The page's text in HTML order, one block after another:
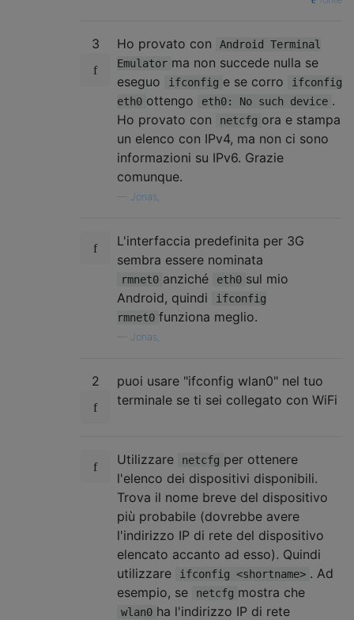
3 Ho provato con
Android Terminal
Emulator ma non succede nulla se
eseguo
ifconfig e se corro
ifconfig
eth0 ottengo eth0: No such device .
Ho provato con
netcfg ora e stampa
un elenco con IPv4, ma non ci sono
informazioni su IPv6. Grazie
comunque.
Jonas,
L'interfaccia predefinita per 3G
sembra essere nominata
rmnet0 anziché eth0 sul mio
Android, quindi
ifconfig
rmnet0 funziona meglio.
Jonas,
2
puoi usare "ifconfig wlan0" nel tuo
terminale se ti sei collegato con WiFi
Utilizzare netcfg per ottenere
l'elenco dei dispositivi disponibili.
Trova il nome breve del dispositivo
più probabile (dovrebbe avere
l'indirizzo IP di rete del dispositivo
elencato accanto ad esso). Quindi
utilizzare
ifconfig <shortname> . Ad
esempio, se
netcfg mostra che
wlan0 ha l'indirizzo IP di rete